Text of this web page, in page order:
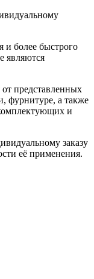
и более быстрого
являются
представленных
фурнитуре, а также
и
заказу
её применения.